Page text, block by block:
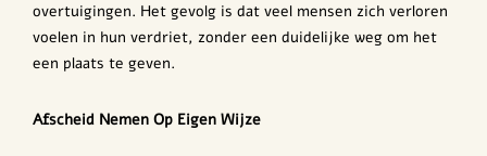
overtuigingen. Het gevolg is dat veel mensen zich verloren
voelen in hun verdriet, zonder een duidelijke weg om het
een plaats te geven.
Afscheid Nemen Op Eigen Wijze